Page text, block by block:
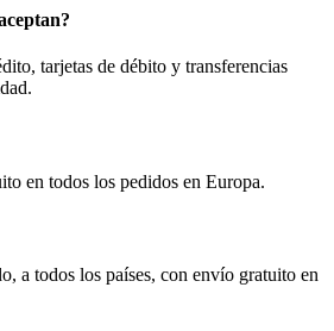
tarjetas de débito y transferencias
en todos los pedidos en Europa.
a todos los países, con envío gratuito en